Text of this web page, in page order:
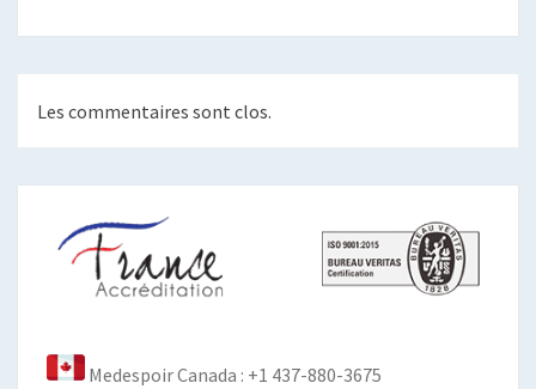
Les commentaires sont clos.
Medespoir Canada : +1 437-880-3675